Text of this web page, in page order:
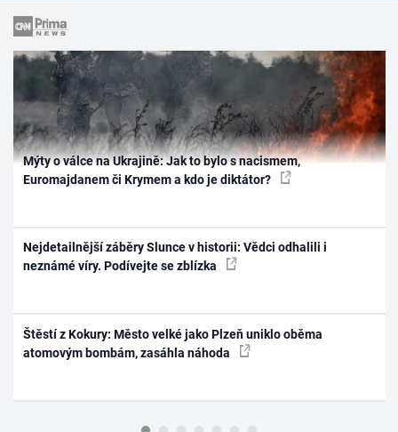
Mýty o válce na Ukrajině: Jak to bylo s nacismem,
Euromajdanem či Krymem a kdo je diktátor?
Nejdetailnější záběry Slunce v historii: Vědci odhalili i
neznámé víry. Podívejte se zblízka
Štěstí z Kokury: Město velké jako Plzeň uniklo oběma
atomovým bombám, zasáhla náhoda